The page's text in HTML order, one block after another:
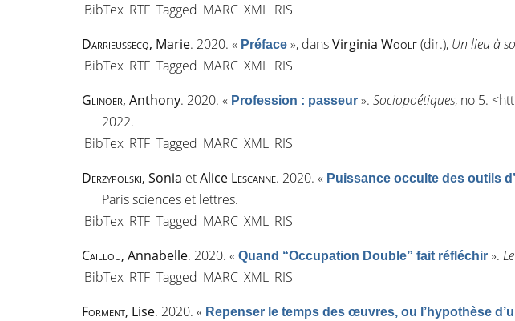
BibTex RTF Tagged MARC XML RIS
Darrieussecq, Marie. 2020. « Préface », dansVirginia Woolf(dir.), Un lieu à
BibTex RTF Tagged MARC XML RIS
Glinoer, Anthony. 2020. « Profession : passeur ». Sociopoétiques, no 5. <
2022.
BibTex RTF Tagged MARC XML RIS
Derzypolski, Sonia etAlice Lescanne. 2020. « Puissance occulte des outils
Paris sciences et lettres.
BibTex RTF Tagged MARC XML RIS
Caillou, Annabelle. 2020. « Quand “Occupation Double” fait réfléchir ».
BibTex RTF Tagged MARC XML RIS
Forment, Lise. 2020. « Repenser le temps des œuvres, ou l’hypothèse